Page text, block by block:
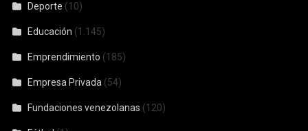
Deporte (10)
Educación (1.145)
Emprendimiento (185)
Empresa Privada (54)
Fundaciones venezolanas (120)